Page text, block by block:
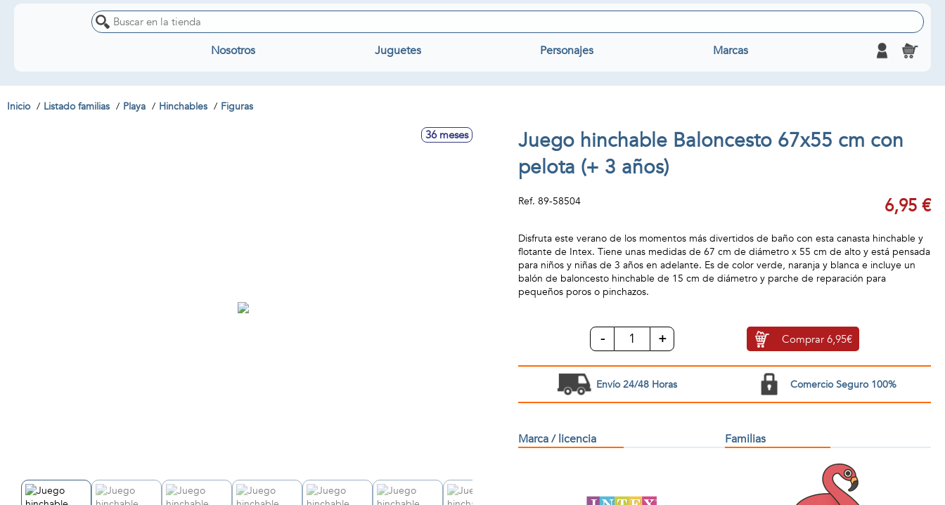
Nosotros Juguetes Personajes Marcas
Inicio Listado familias Playa Hinchables Figuras
36 meses
Juego hinchable Baloncesto 67x55 cm con
pelota (+ 3 años)
Ref. 89-58504 6,95 €
Disfruta este verano de los momentos más divertidos de baño con esta canasta hinchable y
flotante de Intex. Tiene unas medidas de 67 cm de diámetro x 55 cm de alto y está pensada
para niños y niñas de 3 años en adelante. Es de color verde, naranja y blanca e incluye un
balón de baloncesto hinchable de 15 cm de diámetro y parche de reparación para
pequeños poros o pinchazos.
- + Comprar 6,95€
Envío 24/48 Horas Comercio Seguro 100%
Marca / licencia Familias